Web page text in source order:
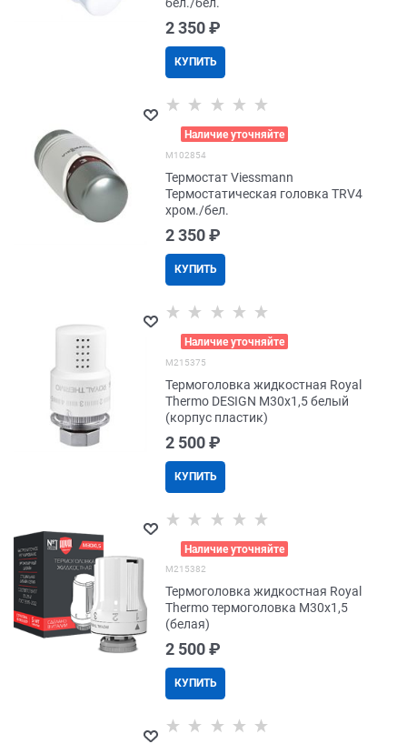
2 350 ₽
КУПИТЬ
Наличие уточняйте
M102854
Термостат Viessmann
Термостатическая головка TRV4
хром./бел.
2 350 ₽
КУПИТЬ
Наличие уточняйте
M215375
Термоголовка жидкостная Royal
Thermo DESIGN М30х1,5 белый
(корпус пластик)
2 500 ₽
КУПИТЬ
Наличие уточняйте
M215382
Термоголовка жидкостная Royal
Thermo термоголовка М30х1,5
(белая)
2 500 ₽
КУПИТЬ